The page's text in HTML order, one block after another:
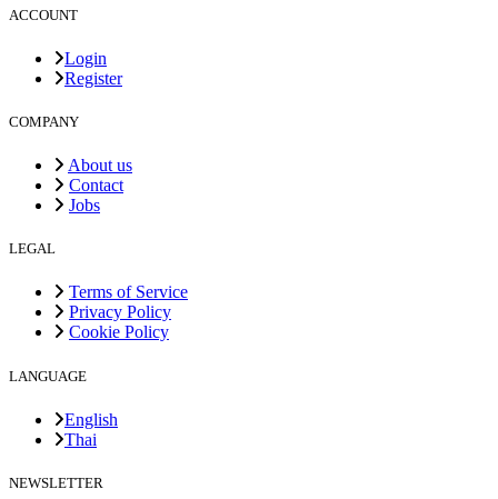
ACCOUNT
Login
Register
COMPANY
About us
Contact
Jobs
LEGAL
Terms of Service
Privacy Policy
Cookie Policy
LANGUAGE
English
Thai
NEWSLETTER